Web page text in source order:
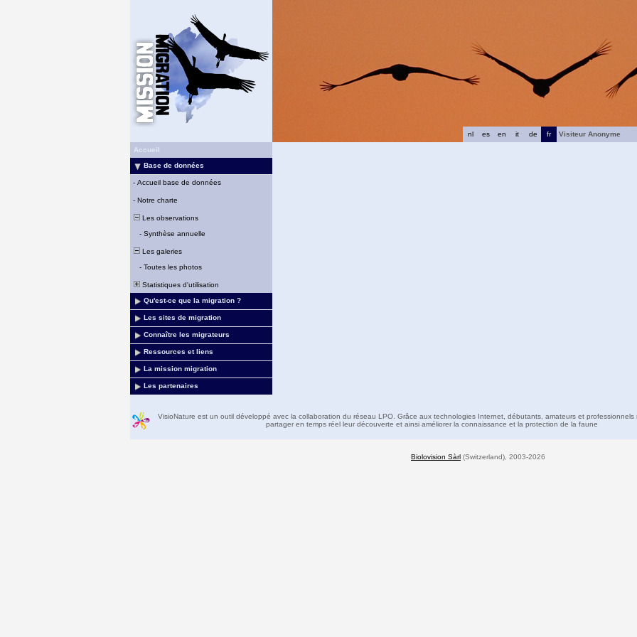
fr
de
it
en
es
nl
Visiteur Anonyme
Accueil
Base de données
- Accueil base de données
- Notre charte
Les observations
- Synthèse annuelle
Les galeries
- Toutes les photos
Statistiques d'utilisation
Qu'est-ce que la migration ?
Les sites de migration
Connaître les migrateurs
Ressources et liens
La mission migration
Les partenaires
VisioNature est un outil développé avec la collaboration du réseau LPO. Grâce aux technologies Internet, débutants, amateurs et professionnels
partager en temps réel leur découverte et ainsi améliorer la connaissance et la protection de la faune
Biolovision Sàrl (Switzerland), 2003-2026